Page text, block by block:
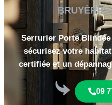
Serrurier Porte
sécurisez votre
certifiée et un
09